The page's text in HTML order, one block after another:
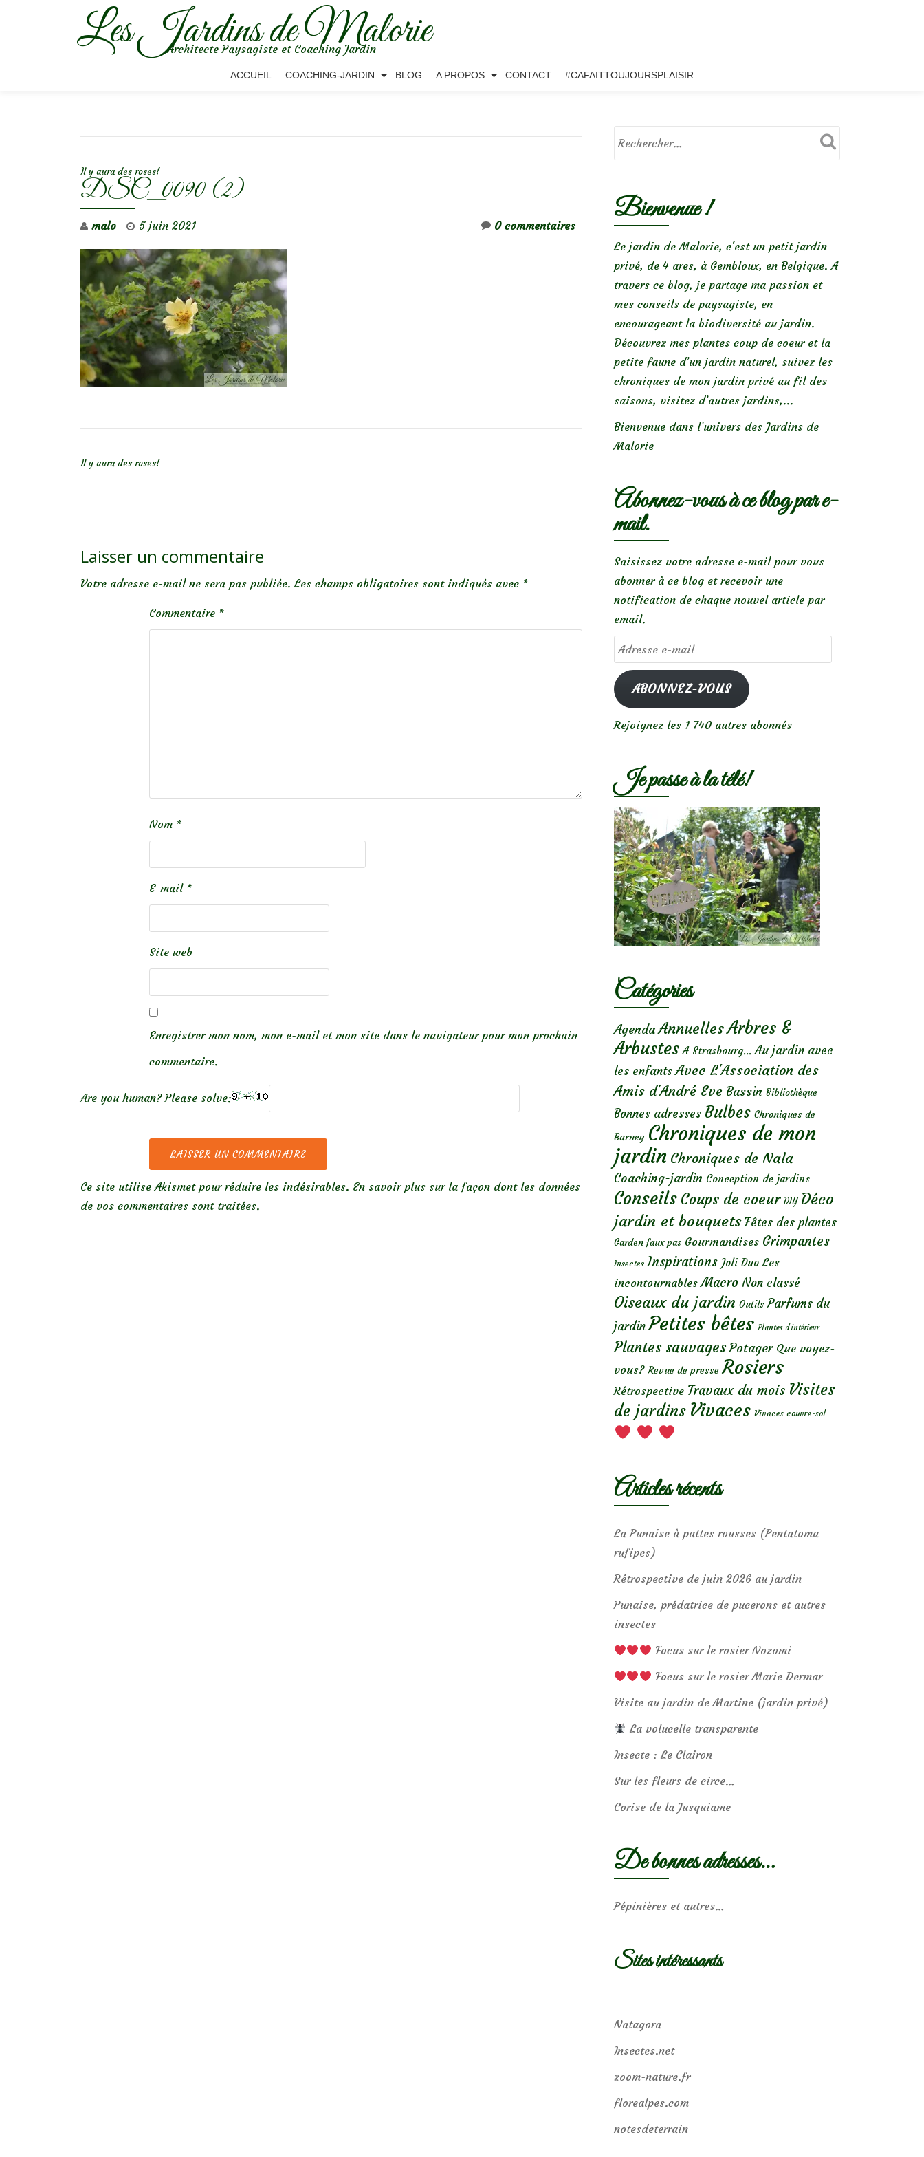
Les Jardins de Malorie
Architecte Paysagiste et Coaching Jardin
ACCUEIL COACHING-JARDIN BLOG A PROPOS CONTACT #CAFAITTOUJOURSPLAISIR
Il y aura des roses!
DSC_0090 (2)
malo 5 juin 2021 0 commentaires
Il y aura des roses!
Laisser un commentaire
Votre adresse e-mail ne sera pas publiée. Les champs obligatoires sont indiqués avec *
Commentaire *
Nom *
E-mail *
Site web
Enregistrer mon nom, mon e-mail et mon site dans le navigateur pour mon prochain
commentaire.
Are you human? Please solve:
Ce site utilise Akismet pour réduire les indésirables. En savoir plus sur la façon dont les données
de vos commentaires sont traitées.
Bienvenue !
Le jardin de Malorie, c'est un petit jardin
privé, de 4 ares, à Gembloux, en Belgique. A
travers ce blog, je partage ma passion et
mes conseils de paysagiste, en
encourageant la biodiversité au jardin.
Découvrez mes plantes coup de coeur et la
petite faune d’un jardin naturel, suivez les
chroniques de mon jardin privé au fil des
saisons, visitez d’autres jardins,...
Bienvenue dans l’univers des Jardins de
Malorie
Abonnez-vous à ce blog par e-
mail.
Saisissez votre adresse e-mail pour vous
abonner à ce blog et recevoir une
notification de chaque nouvel article par
email.
Adresse
e-
mailABONNEZ-VOUS
Rejoignez les 1 740 autres abonnés
Je passe à la télé!
Catégories
Agenda AnnuellesArbres &
Arbustes A Strasbourg... Au jardin avec
les enfants Avec L'Association des
Amis d'André Eve Bassin Bibliothèque
Bonnes adresses Bulbes Chroniques de
Barney Chroniques de mon
jardin Chroniques de Nala
Coaching-jardin Conception de jardins
Conseils Coups de coeur DIY Déco
jardin et bouquets Fêtes des plantes
Garden faux pas Gourmandises Grimpantes
Insectes Inspirations Joli Duo Les
incontournables Macro Non classé
Oiseaux du jardin Outils Parfums du
jardin Petites bêtes Plantes d’intérieur
Plantes sauvages Potager Que voyez-
vous? Revue de presse Rosiers
Rétrospective Travaux du mois Visites
de jardins Vivaces Vivaces couvre-sol
Articles récents
La Punaise à pattes rousses (Pentatoma
rufipes)
Rétrospective de juin 2026 au jardin
Punaise, prédatrice de pucerons et autres
insectes
Focus sur le rosier Nozomi
Focus sur le rosier Marie Dermar
Visite au jardin de Martine (jardin privé)
La volucelle transparente
Insecte : Le Clairon
Sur les fleurs de circe…
Corise de la Jusquiame
De bonnes adresses…
Pépinières et autres…
Sites intéressants
Natagora
Insectes.net
zoom-nature.fr
florealpes.com
notesdeterrain